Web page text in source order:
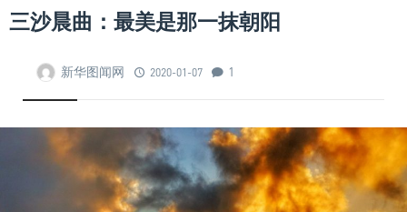
三沙晨曲：最美是那一抹朝阳
新华图闻网 2020-01-07 1